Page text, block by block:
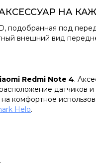
АКСЕССУАР НА
подобранная под
внешний вид
Redmi Note 4.
датчиков
комфортное
Helo.